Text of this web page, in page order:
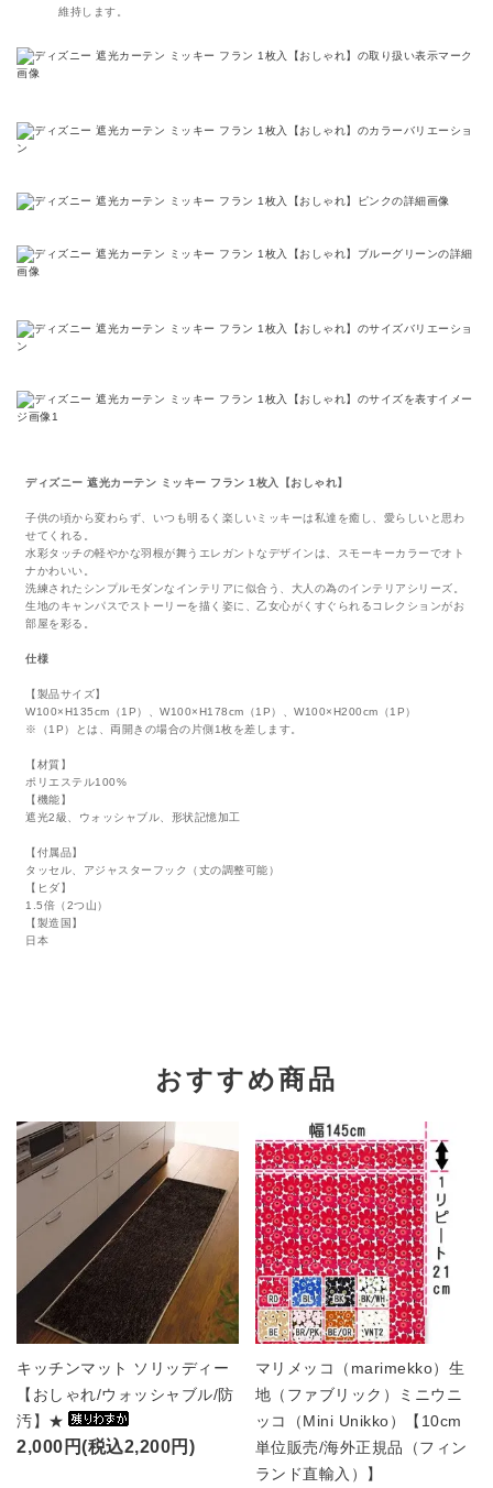
維持します。
ディズニー 遮光カーテン ミッキー フラン 1枚入【おしゃれ】
子供の頃から変わらず、いつも明るく楽しいミッキーは私達を癒し、愛らしいと思わ
せてくれる。
水彩タッチの軽やかな羽根が舞うエレガントなデザインは、スモーキーカラーでオト
ナかわいい。
洗練されたシンプルモダンなインテリアに似合う、大人の為のインテリアシリーズ。
生地のキャンパスでストーリーを描く姿に、乙女心がくすぐられるコレクションがお
部屋を彩る。
仕様
【製品サイズ】
W100×H135cm（1P）、W100×H178cm（1P）、W100×H200cm（1P）
※（1P）とは、両開きの場合の片側1枚を差します。
【材質】
ポリエステル100%
【機能】
遮光2級、ウォッシャブル、形状記憶加工
【付属品】
タッセル、アジャスターフック（丈の調整可能）
【ヒダ】
1.5倍（2つ山）
【製造国】
日本
おすすめ商品
キッチンマット ソリッディー
【おしゃれ/ウォッシャブル/防
汚】★
2,000円(税込2,200円)
マリメッコ（marimekko）生
地（ファブリック）ミニウニ
ッコ（Mini Unikko）【10cm
単位販売/海外正規品（フィン
ランド直輸入）】